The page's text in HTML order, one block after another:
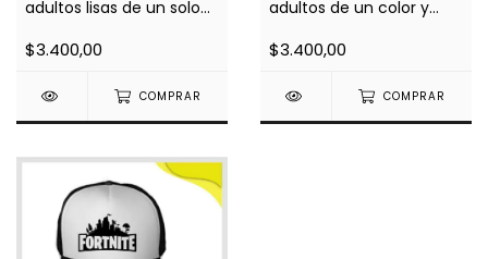
adultos lisas de un solo
$3.400,00
COMPRAR
adultos de un color y
$3.400,00
COMPRAR